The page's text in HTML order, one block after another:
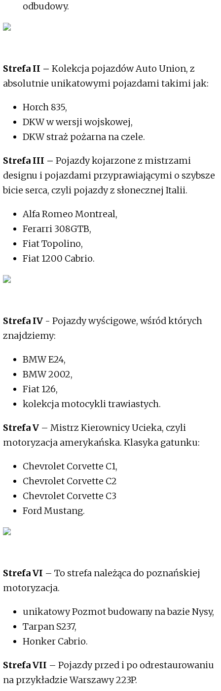
odbudowy.
Strefa II – Kolekcja pojazdów Auto Union, z
absolutnie unikatowymi pojazdami takimi jak:
Horch 835,
DKW w wersji wojskowej,
DKW straż pożarna na czele.
Strefa III – Pojazdy kojarzone z mistrzami
designu i pojazdami przyprawiającymi o szybsze
bicie serca, czyli pojazdy z słonecznej Italii.
Alfa Romeo Montreal,
Ferarri 308GTB,
Fiat Topolino,
Fiat 1200 Cabrio.
Strefa IV - Pojazdy wyścigowe, wśród których
znajdziemy:
BMW E24,
BMW 2002,
Fiat 126,
kolekcja motocykli trawiastych.
Strefa V – Mistrz Kierownicy Ucieka, czyli
motoryzacja amerykańska. Klasyka gatunku:
Chevrolet Corvette C1,
Chevrolet Corvette C2
Chevrolet Corvette C3
Ford Mustang.
Strefa VI – To strefa należąca do poznańskiej
motoryzacja.
unikatowy Pozmot budowany na bazie Nysy,
Tarpan S237,
Honker Cabrio.
Strefa VII – Pojazdy przed i po odrestaurowaniu
na przykładzie Warszawy 223P.